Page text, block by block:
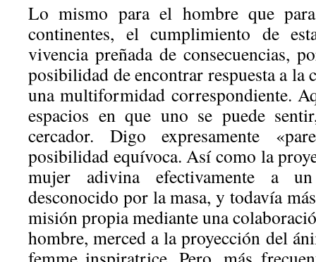
Lo mismo para el hombre que
continentes, el cumplimiento de
vivencia preñada de consecuencias,
posibilidad de encontrar respuesta a
una multiformidad correspondiente.
espacios en que uno se puede
cercador. Digo expresamente
posibilidad equívoca. Así como la
mujer adivina efectivamente a
desconocido por la masa, y todavía
misión propia mediante una
hombre, merced a la proyección del